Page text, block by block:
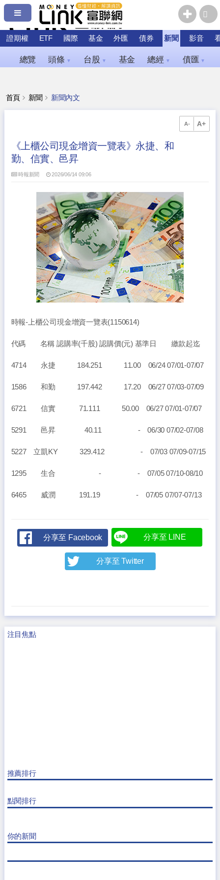
證期權 ETF 國際 基金 外匯 債券 新聞 影音
總覽 頭條 ▼ 台股 ▼ 基金 總經 ▼ 債匯 ▼
首頁 新聞 新聞內文
A- A+
《上櫃公司現金增資一覽表》永捷、和
勤、信實、邑昇
時報新聞 2026/06/14 09:06
時報-上櫃公司現金增資一覽表(1150614)
代碼 名稱 認購率(千股) 認購價(元) 基準日 繳款起迄
4714 永捷 184.251 11.00 06/24 07/01-07/07
1586 和勤 197.442 17.20 06/27 07/03-07/09
6721 信實 71.111 50.00 06/27 07/01-07/07
5291 邑昇 40.11 - 06/30 07/02-07/08
5227 立凱KY 329.412 - 07/03 07/09-07/15
1295 生合 - - 07/05 07/10-08/10
6465 威潤 191.19 - 07/05 07/07-07/13
分享至 Facebook 分享至 LINE
分享至 Twitter
注目焦點
推薦排行
點閱排行
你的新聞